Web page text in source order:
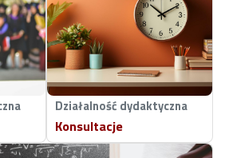
Działalność dydaktyczna
Konsultacje